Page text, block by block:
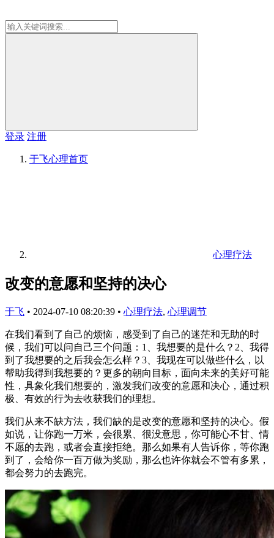
登录 注册
于飞心理首页
心理疗法
改变的意愿和坚持的决心
于飞 • 2024-07-10 08:20:39 • 心理疗法, 心理调节
在我们看到了自己的烦恼，感受到了自己的迷茫和无助的时
候，我们可以问自己三个问题：1、我想要的是什么？2、我得
到了我想要的之后我会怎么样？3、我现在可以做些什么，以
帮助我得到我想要的？更多的朝向目标，面向未来的美好可能
性，具象化我们想要的，激发我们改变的意愿和决心，通过积
极、有效的行为去收获我们的理想。
我们从来不缺方法，我们缺的是改变的意愿和坚持的决心。假
如说，让你跑一万米，会很累、很没意思，你可能心不甘、情
不愿的去跑，或者会直接拒绝。那么如果有人告诉你，等你跑
到了，会给你一百万做为奖励，那么也许你就会不管有多累，
都会努力的去跑完。